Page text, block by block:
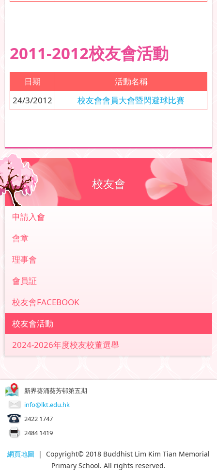
2011-2012校友會活動
日期
活動名稱
24/3/2012
校友會會員大會暨閃避球比賽
校友會
申請入會
會章
理事會
會員証
校友會FACEBOOK
校友會活動
2024-2026年度校友校董選舉
新界葵涌葵芳邨第五期
info@lkt.edu.hk
2422 1747
2484 1419
網頁地圖 | Copyright© 2018 Buddhist Lim Kim Tian Memorial
Primary School. All rights reserved.